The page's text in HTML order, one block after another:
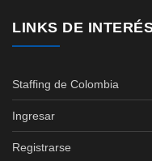
LINKS DE
Staffing de Colombia
Ingresar
Registrarse